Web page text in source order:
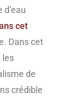
cet
Dans cet
les
de
crédible